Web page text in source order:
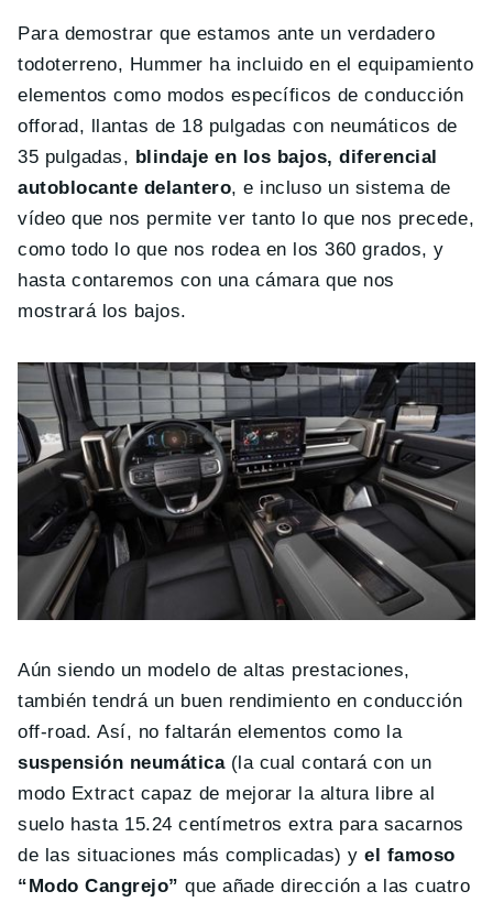
Para demostrar que estamos ante un verdadero
todoterreno, Hummer ha incluido en el equipamiento
elementos como modos específicos de conducción
offorad, llantas de 18 pulgadas con neumáticos de
35 pulgadas, blindaje en los bajos, diferencial
autoblocante delantero, e incluso un sistema de
vídeo que nos permite ver tanto lo que nos precede,
como todo lo que nos rodea en los 360 grados, y
hasta contaremos con una cámara que nos
mostrará los bajos.
Aún siendo un modelo de altas prestaciones,
también tendrá un buen rendimiento en conducción
off-road. Así, no faltarán elementos como la
suspensión neumática(la cual contará con un
modo Extract capaz de mejorar la altura libre al
suelo hasta 15.24 centímetros extra para sacarnos
de las situaciones más complicadas) yel famoso
“Modo Cangrejo” que añade dirección a las cuatro